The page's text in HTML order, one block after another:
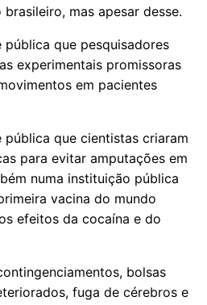
mas apesar desse.
pública que pesquisadores
experimentais promissoras
em pacientes
pública que cientistas criaram
para evitar amputações em
numa instituição pública
vacina do mundo
efeitos da cocaína e do
bolsas
fuga de cérebros e